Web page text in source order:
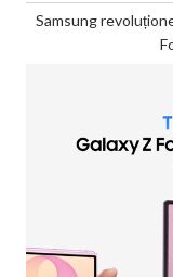
Samsung